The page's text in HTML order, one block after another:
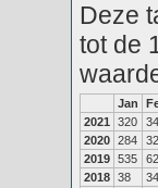
Deze
tot de
Jan
2021
320
2020 284
2019 535
2018 38 34